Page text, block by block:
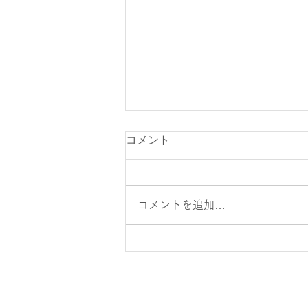
2人でダブルタックル！
コメント
コメントを追加…